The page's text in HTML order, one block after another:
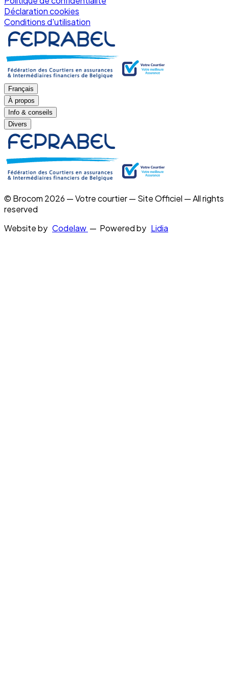
Déclaration cookies
Conditions d'utilisation
Français
À propos
Info & conseils
Divers
© Brocom 2026 — Votre courtier — Site Officiel — All rights
reserved
Website by Codelaw — Powered by Lidia